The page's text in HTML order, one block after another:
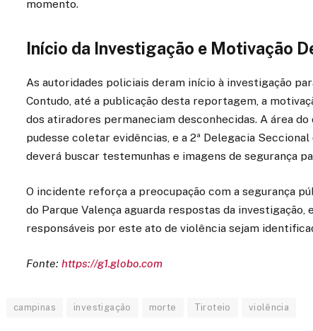
momento.
Início da Investigação e Motivação
As autoridades policiais deram início à investigação
Contudo, até a publicação desta reportagem, a
dos atiradores permaneciam desconhecidas. A área
pudesse coletar evidências, e a 2ª Delegacia
deverá buscar testemunhas e imagens de segurança
O incidente reforça a preocupação com a segurança
do Parque Valença aguarda respostas da investigação,
responsáveis por este ato de violência sejam
Fonte: https://g1.globo.com
campinas investigação morte Tiroteio violência